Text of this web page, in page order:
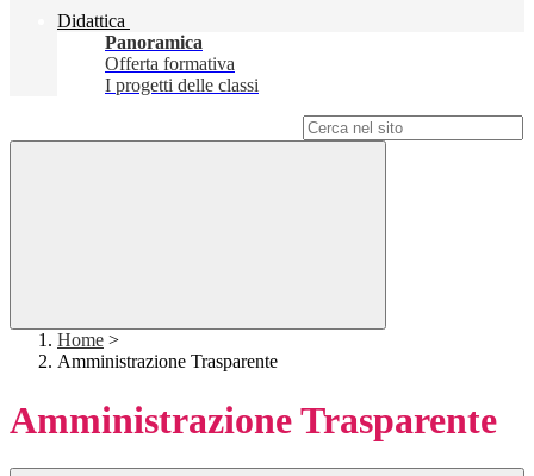
Didattica
Panoramica
Offerta formativa
I progetti delle classi
Home >
Amministrazione Trasparente
Amministrazione Trasparente